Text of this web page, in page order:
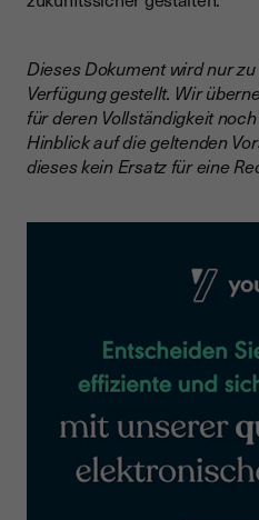
Dieses Dokument wird nur
Verfügung gestellt. Wir
für deren Vollständigkeit
Hinblick auf die geltenden
dieses kein Ersatz für eine